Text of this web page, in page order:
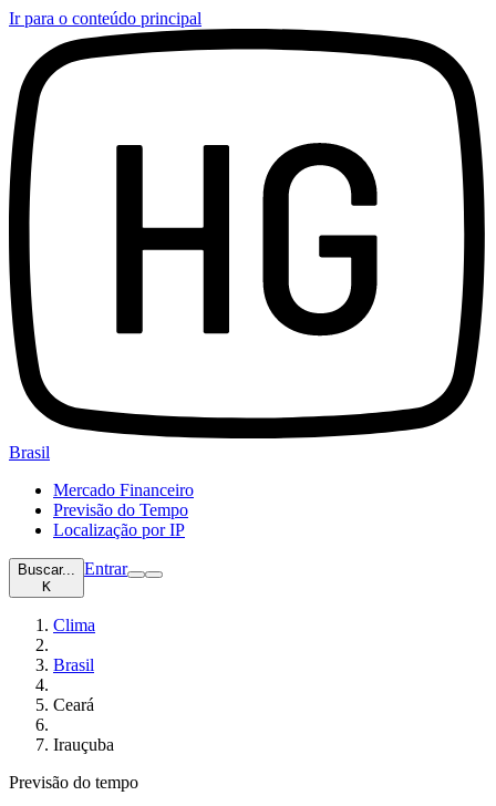
Ir para o conteúdo principal
Brasil
Mercado Financeiro
Previsão do Tempo
Localização por IP
Buscar...
K
Entrar
Clima
Brasil
Ceará
Irauçuba
Previsão do tempo